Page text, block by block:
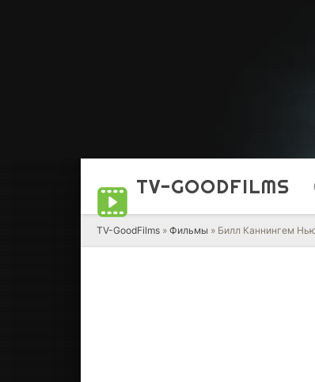
TV-GOODFILMS
TV-GoodFilms » Фильмы » Билл Каннингем